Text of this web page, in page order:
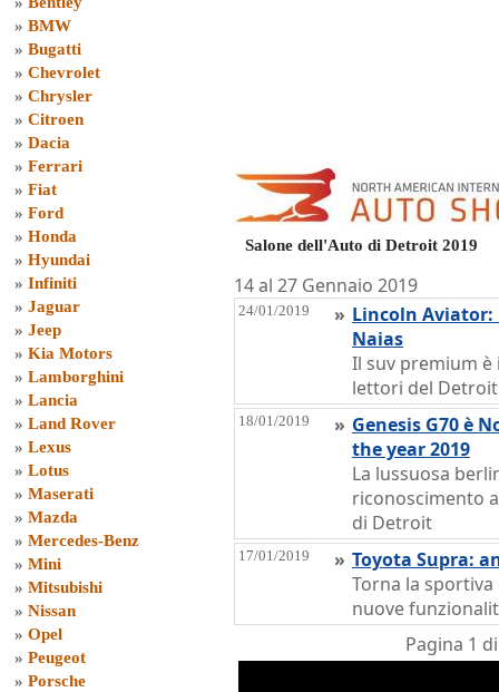
» BMW
» Bugatti
» Chevrolet
» Chrysler
» Citroen
» Dacia
» Ferrari
» Fiat
» Ford
» Honda
» Hyundai
» Infiniti
» Jaguar
» Jeep
» Kia Motors
» Lamborghini
» Lancia
» Land Rover
» Lexus
» Lotus
» Maserati
» Mazda
» Mercedes-Benz
» Mini
» Mitsubishi
» Nissan
» Opel
» Peugeot
» Porsche
Salone dell'Auto di Detroit 2019
14 al 27 Gennaio 2019
24/01/2019 » Lincoln
Naias
Il suv premium
lettori del
18/01/2019 » Genesis G70 è
the year 2019
La lussuosa
riconoscimento
di Detroit
17/01/2019 » Toyota Supra:
Torna la
nuove
Pagina 1